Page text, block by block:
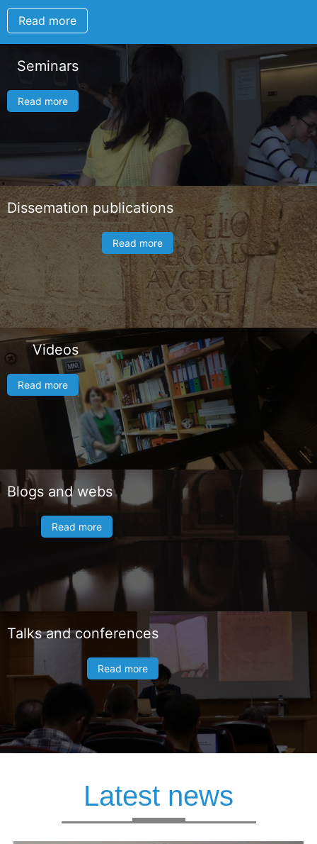
Read more
Seminars
Read more
Dissemation publications
Read more
Videos
Read more
Blogs and webs
Read more
Talks and conferences
Read more
Latest news